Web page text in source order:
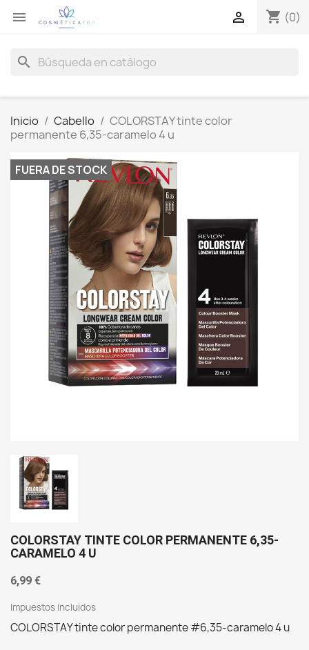
 shopping_cart (0)

search
Inicio Cabello
COLORSTAY tinte color
permanente 6,35-caramelo 4 u
FUERA DE STOCK
COLORSTAY TINTE COLOR PERMANENTE 6,35-
CARAMELO 4 U
6,99 €
Impuestos incluidos
COLORSTAY tinte color permanente #6,35-caramelo 4 u